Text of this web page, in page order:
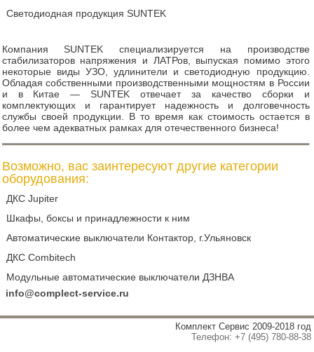
Светодиодная продукция SUNTEK
Компания SUNTEK специализируется на производстве
стабилизаторов напряжения и ЛАТРов, выпуская помимо этого
некоторые виды УЗО, удлинители и светодиодную продукцию.
Обладая собственными производственными мощностям в России
и в Китае — SUNTEK отвечает за качество сборки и
комплектующих и гарантирует надежность и долговечность
службы своей продукции. В то время как стоимость остается в
более чем адекватных рамках для отечественного бизнеса!
Возможно, вас заинтересуют другие категории
оборудования:
ДКС Jupiter
Шкафы, боксы и принадлежности к ним
Автоматические выключатели Контактор, г.Ульяновск
ДКС Combitech
Модульные автоматические выключатели ДЗНВА
info@complect-service.ru
Комплект Сервис 2009-2018 год
Телефон: +7 (495) 780-88-38